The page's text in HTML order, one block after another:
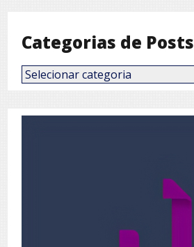
Categorias de Posts
Categorias
de